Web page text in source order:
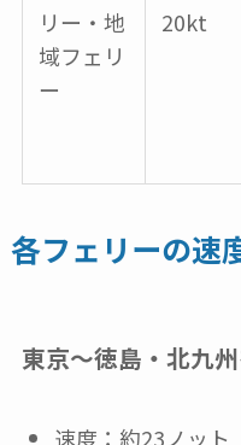
リー・地
域フェリ
ー
20kt
各フェリーの速
東京～徳島・北九
速度：約23ノット